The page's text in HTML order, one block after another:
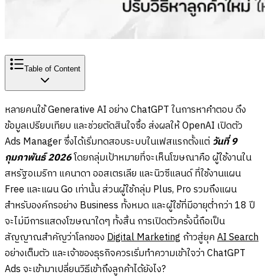
Table of Content
หลายคนใช้ Generative AI อย่าง ChatGPT ในการหาคำตอบ ดึง
ข้อมูลเปรียบเทียบ และช่วยตัดสินใจซื้อ ส่งผลให้ OpenAI เปิดตัว
Ads Manager ซึ่งได้เริ่มทดสอบระบบในเฟสแรกตั้งแต่ วันที่ 9
กุมภาพันธ์ 2026โดยกลุ่มเป้าหมายที่จะเห็นโฆษณาคือ ผู้ใช้งานใน
สหรัฐอเมริกา แคนาดา ออสเตรเลีย และนิวซีแลนด์ ที่ใช้งานแผน
Free และแผน Go เท่านั้น ส่วนผู้ใช้กลุ่ม Plus, Pro รวมถึงแผน
สำหรับองค์กรอย่าง Business ทั้งหมด และผู้ใช้ที่มีอายุต่ำกว่า 18 ปี
จะไม่มีการแสดงโฆษณาใดๆ ทั้งสิ้น การเปิดตัวครั้งนี้ถือเป็น
สัญญาณสำคัญว่าโลกของDigital Marketing ก้าวสู่ยุคAI Search
อย่างเต็มตัว และเจ้าของธุรกิจควรเริ่มทำความเข้าใจว่า ChatGPT
Ads จะเข้ามาเปลี่ยนวิธีเข้าถึงลูกค้าได้ยังไง?